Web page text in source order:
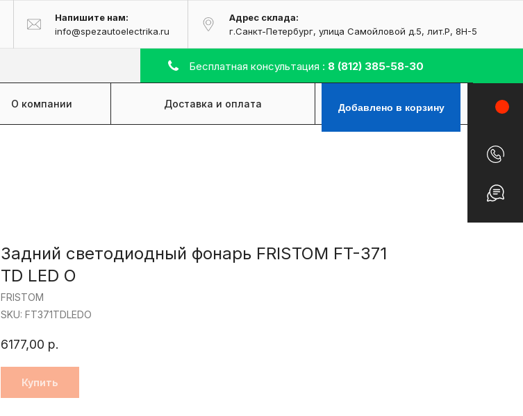
Адрес склада:
г.Санкт-Петербург, улица Самойловой д.5, лит.Р, 8H-5
Напишите нам:
info@spezautoelectrika.ru
Бесплатная консультация : 8 (812) 385-58-30
Добавлено в корзину
О компании Доставка и оплата Контакты
Задний светодиодный фонарь FRISTOM FT-371
TD LED O
FRISTOM
SKU: FT371TDLEDO
6177,00 р.
Купить